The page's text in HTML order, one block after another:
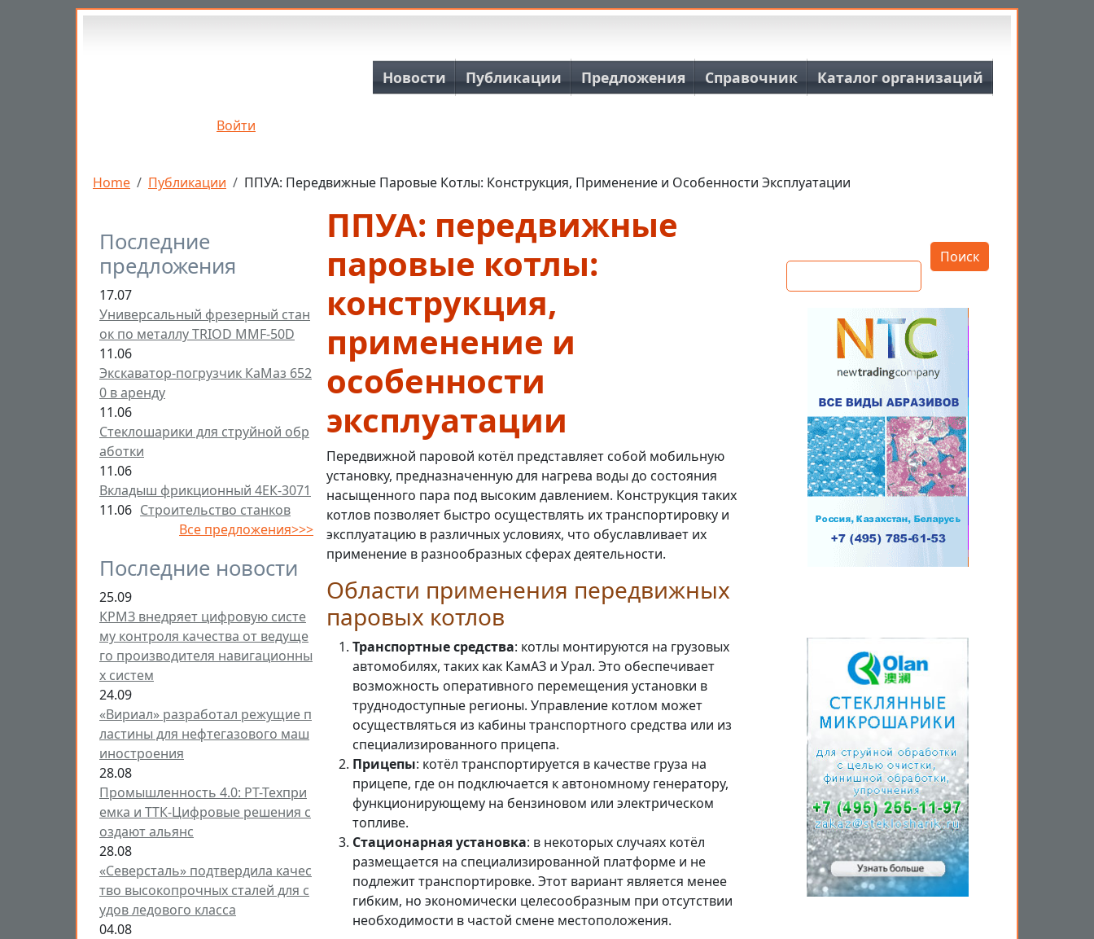
Перейти к основному содержанию
Войти
Основная навигация
Новости Публикации Предложения Справочник Каталог организаций
Строка навигации
Home Публикации ППУА: Передвижные Паровые Котлы: Конструкция, Применение и Особенности Эксплуатации
Последние
предложения
17.07
Универсальный фрезерный стан
ок по металлу TRIOD MMF-50D
11.06
Экскаватор-погрузчик КаМаз 652
0 в аренду
11.06
Стеклошарики для струйной обр
аботки
11.06
Вкладыш фрикционный 4ЕК-3071
11.06 Строительство станков
Все предложения>>>
Последние новости
25.09
КРМЗ внедряет цифровую систе
му контроля качества от ведуще
го производителя навигационны
х систем
24.09
«Вириал» разработал режущие п
ластины для нефтегазового маш
иностроения
28.08
Промышленность 4.0: РТ-Техпри
емка и ТТК-Цифровые решения с
оздают альянс
28.08
«Северсталь» подтвердила качес
тво высокопрочных сталей для с
удов ледового класса
04.08
ППУА: передвижные
паровые котлы:
конструкция,
применение и
особенности
эксплуатации
Передвижной паровой котёл представляет собой мобильную
установку, предназначенную для нагрева воды до состояния
насыщенного пара под высоким давлением. Конструкция таких
котлов позволяет быстро осуществлять их транспортировку и
эксплуатацию в различных условиях, что обуславливает их
применение в разнообразных сферах деятельности.
Области применения передвижных
паровых котлов
Транспортные средства: котлы монтируются на грузовых
автомобилях, таких как КамАЗ и Урал. Это обеспечивает
возможность оперативного перемещения установки в
труднодоступные регионы. Управление котлом может
осуществляться из кабины транспортного средства или из
специализированного прицепа.
Прицепы: котёл транспортируется в качестве груза на
прицепе, где он подключается к автономному генератору,
функционирующему на бензиновом или электрическом
топливе.
Стационарная установка: в некоторых случаях котёл
размещается на специализированной платформе и не
подлежит транспортировке. Этот вариант является менее
гибким, но экономически целесообразным при отсутствии
необходимости в частой смене местоположения.